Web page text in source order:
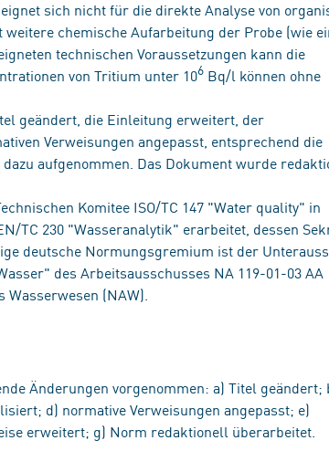
sich nicht für die direkte Analyse von
chemische Aufarbeitung der Probe (wie
technischen Voraussetzungen kann die
von Tritium unter 106 Bq/l können ohne
geändert, die Einleitung erweitert, der
Verweisungen angepasst, entsprechend die
aufgenommen. Das Dokument wurde
Komitee ISO/TC 147 "Water quality" in
TC 230 "Wasseranalytik" erarbeitet, dessen
deutsche Normungsgremium ist der
des Arbeitsausschusses NA 119-01-03 AA
(NAW).
Änderungen vorgenommen: a) Titel geändert;
d) normative Verweisungen angepasst; e)
erweitert; g) Norm redaktionell überarbeitet.